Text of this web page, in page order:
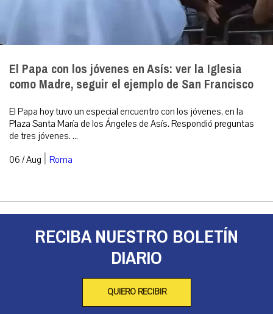
El Papa con los jóvenes en Asís: ver la Iglesia
como Madre, seguir el ejemplo de San Francisco
El Papa hoy tuvo un especial encuentro con los jóvenes, en la
Plaza Santa María de los Ángeles de Asís. Respondió preguntas
de tres jóvenes. ...
06 / Aug | Roma
RECIBA NUESTRO BOLETÍN
DIARIO
QUIERO RECIBIR